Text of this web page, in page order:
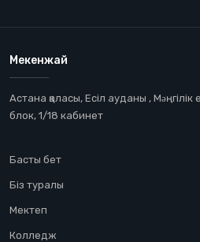
Мекенжай
Астана қаласы, Есіл ауданы , Мəңгілік
блок, 1/18 кабинет
Басты бет
Біз туралы
Мектеп
Колледж